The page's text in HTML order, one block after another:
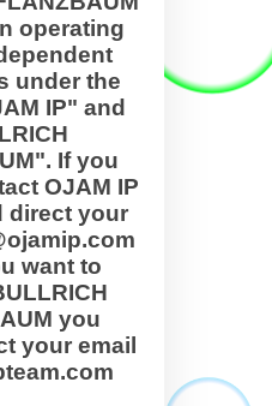
operating
under the
IP" and
If you
OJAM IP
direct your
want to
you
your email